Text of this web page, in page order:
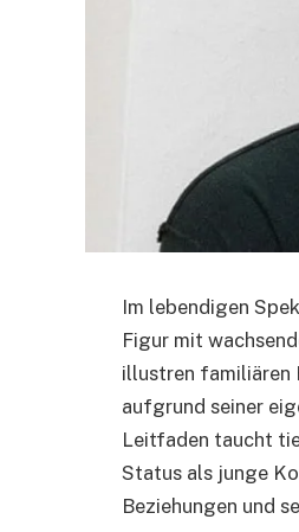
Im lebendigen
Figur mit
illustren familiären
aufgrund seiner
Leitfaden taucht
Status als junge
Beziehungen und